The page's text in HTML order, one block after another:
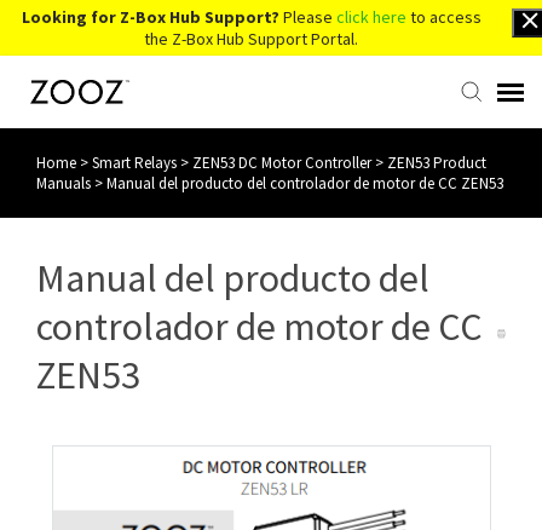
Looking for Z-Box Hub Support? Please click here to access
the Z-Box Hub Support Portal.
Knowledge Base
Back to Website
Home >Smart Relays > ZEN53 DC Motor Controller> ZEN53 Product
Manuals >Manual del producto del controlador de motor de CC ZEN53
Manual del producto del
controlador de motor de CC
ZEN53